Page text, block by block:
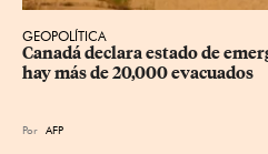
GEOPOLÍTICA
Canadá declara estado de
hay más de 20,000 evacuados
Por AFP